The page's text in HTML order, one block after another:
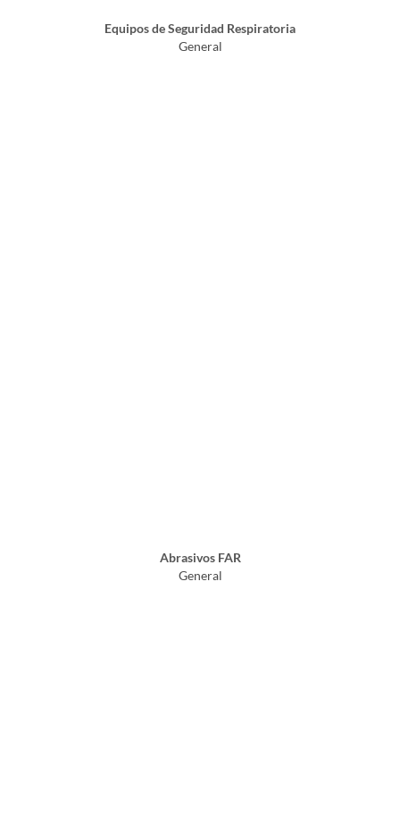
Equipos de Seguridad Respiratoria
General
Abrasivos FAR
General